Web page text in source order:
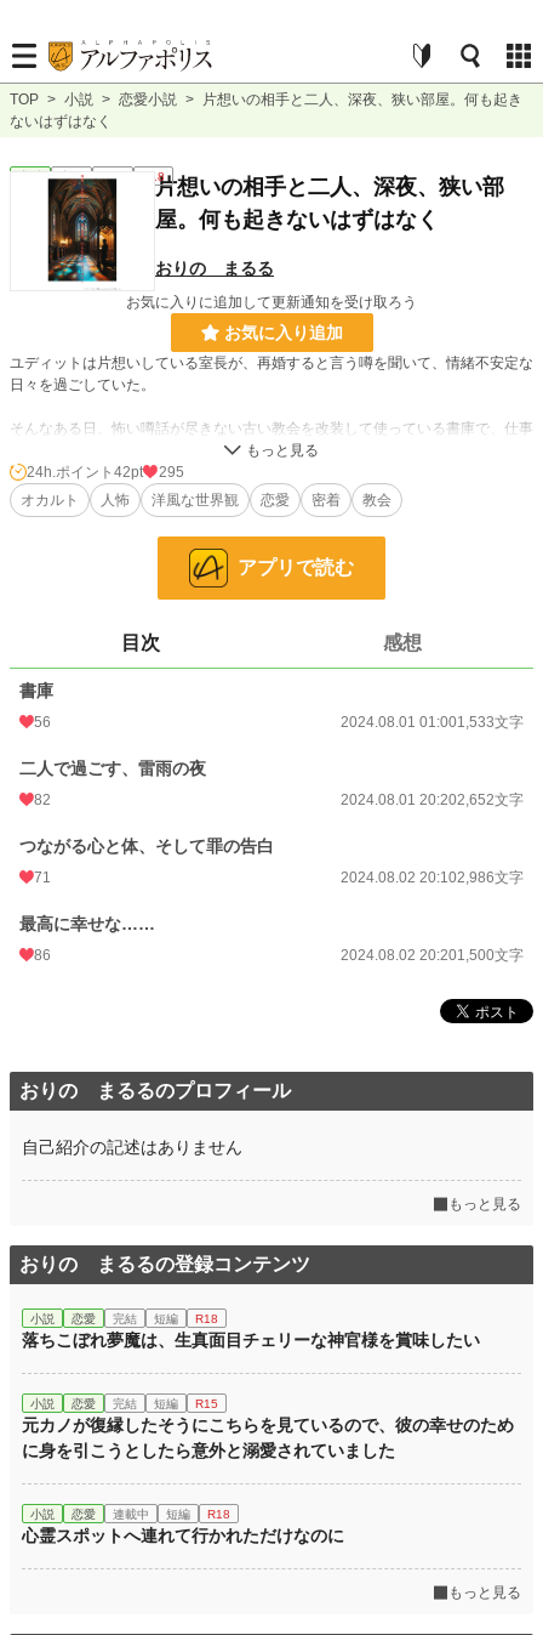
TOP > 小説 > 恋愛小説 >
片想いの相手と二人、深夜、狭い部屋。何も起き
ないはずはなく
完結 短編 R18片想いの相手と二人、深夜、狭い部
屋。何も起きないはずはなく
おりの まるる
お気に入りに追加して更新通知を受け取ろう
お気に入り追加
ユディットは片想いしている室長が、再婚すると言う噂を聞いて、情緒不安定な
日々を過ごしていた。
そんなある日、怖い噂話が尽きない古い教会を改装して使っている書庫で、仕事
を終えるとすっかり夜になっていた。
夕方からの大雨で研究棟へ帰れなくなり、途方に暮れていた。
そんな彼女を室長が迎えに来てくれたのだが、トラブルに見舞われ、二人っきり
で夜を過ごすことになる。
7,688 位 / 66,327 件
お気に入り
文字数 8,671
初回公開日時
週間ポイント
累計ポイント 52,999 pt (43,252 位)
24h.ポイント 42pt
295
オカルト
人怖 洋風な世界観 恋愛 密着 教会
アプリで読む
目次 感想
書庫
56 2024.08.01 01:001,533文字
二人で過ごす、雷雨の夜
82 2024.08.01 20:202,652文字
つながる心と体、そして罪の告白
71 2024.08.02 20:102,986文字
最高に幸せな……
86 2024.08.02 20:201,500文字
おりの まるるのプロフィール
自己紹介の記述はありません
もっと見る
おりの まるるの登録コンテンツ
小説 恋愛 完結 短編 R18
落ちこぼれ夢魔は、生真面目チェリーな神官様を賞味したい
小説 恋愛 完結 短編 R15
元カノが復縁したそうにこちらを見ているので、彼の幸せのため
に身を引こうとしたら意外と溺愛されていました
小説 恋愛 連載中 短編 R18
心霊スポットへ連れて行かれただけなのに
もっと見る